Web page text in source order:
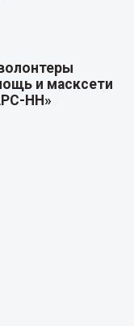
и масксети
НН»